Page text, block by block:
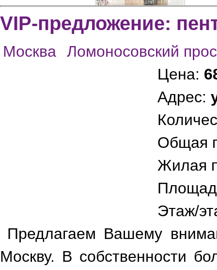
VIP-предложение:
Москва
Ломоносовский
Цена:
Адрес:
Общая
Жилая
Этаж/
Предлагаем Вашему
Москву. В собственности